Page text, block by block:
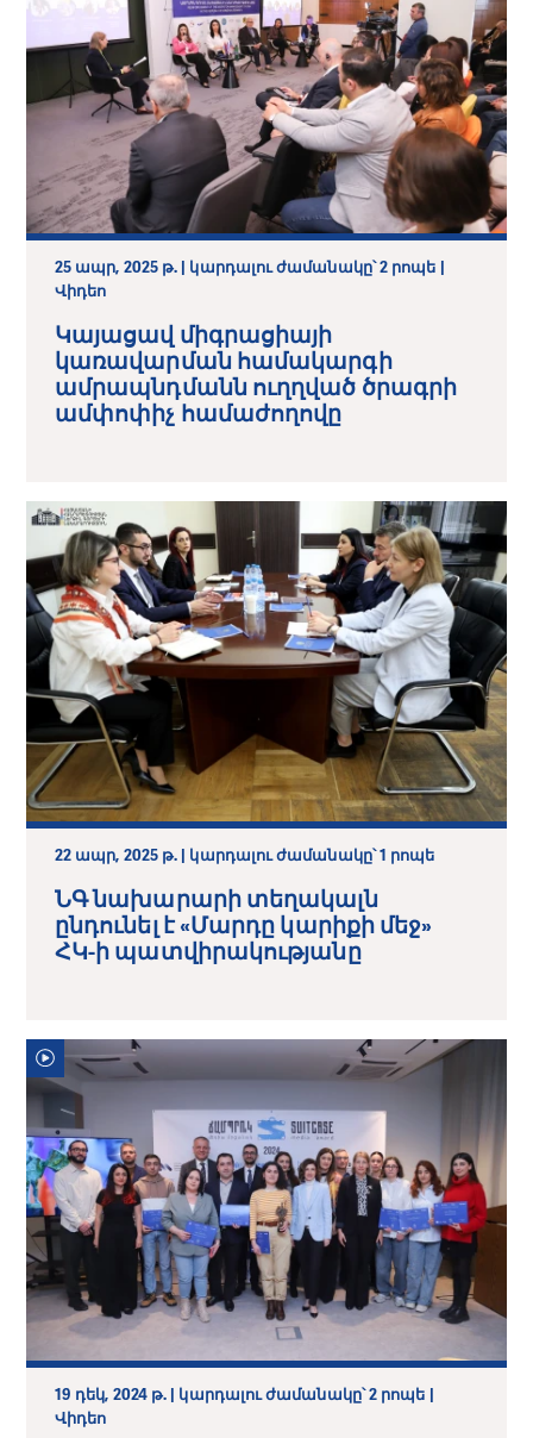
25 ապր, 2025 թ. | կարդալու ժամանակը՝ 2 րոպե |
Վիդեո
Կայացավ միգրացիայի
կառավարման համակարգի
ամրապնդմանն ուղղված ծրագրի
ամփոփիչ համաժողովը
22 ապր, 2025 թ. | կարդալու ժամանակը՝ 1 րոպե
ՆԳ նախարարի տեղակալն
ընդունել է «Մարդը կարիքի մեջ»
ՀԿ-ի պատվիրակությանը
19 դեկ, 2024 թ. | կարդալու ժամանակը՝ 2 րոպե |
Վիդեո